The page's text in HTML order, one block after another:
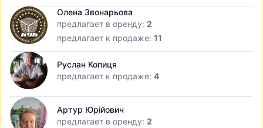
Олена Звонарьова
предлагает в оренду: 2
предлагает к продаже: 11
Руслан Копиця
предлагает к продаже: 4
Артур Юрійович
предлагает в оренду: 2